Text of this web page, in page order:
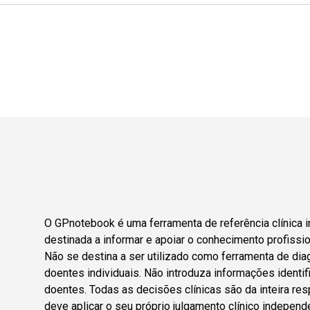
O GPnotebook é uma ferramenta de referência clínica
destinada a informar e apoiar o conhecimento
Não se destina a ser utilizado como ferramenta de
doentes individuais. Não introduza informações
doentes. Todas as decisões clínicas são da inteira
deve aplicar o seu próprio julgamento clínico